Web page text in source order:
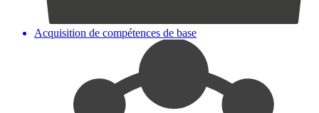
Acquisition de compétences de base